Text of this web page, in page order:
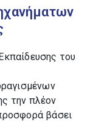
του
την πλέον
βάσει